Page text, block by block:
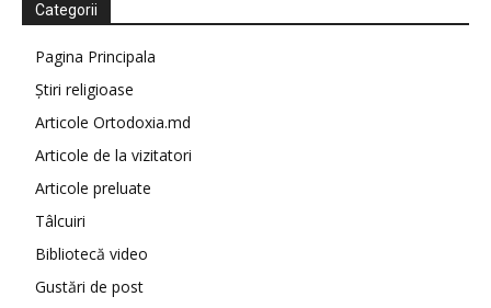
Categorii
Pagina Principala
Știri religioase
Articole Ortodoxia.md
Articole de la vizitatori
Articole preluate
Tâlcuiri
Bibliotecă video
Gustări de post